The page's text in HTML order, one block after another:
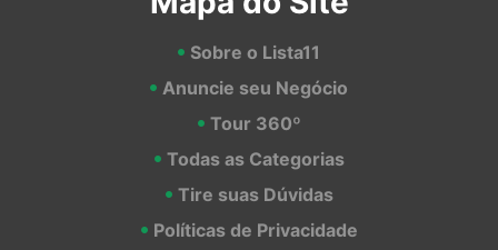
Sobre o Lista11
Anuncie seu Negócio
Tour 360º
Todas as Categorias
Tire suas Dúvidas
Políticas de Privacidade